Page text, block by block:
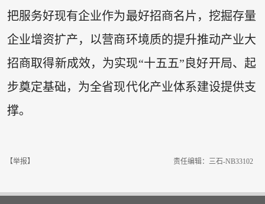
把服务好现有企业作为最好招商名片，挖掘存量
企业增资扩产，以营商环境质的提升推动产业大
招商取得新成效，为实现“十五五”良好开局、起
步奠定基础，为全省现代化产业体系建设提供支
撑。
【举报】 责任编辑：三石-NB33102